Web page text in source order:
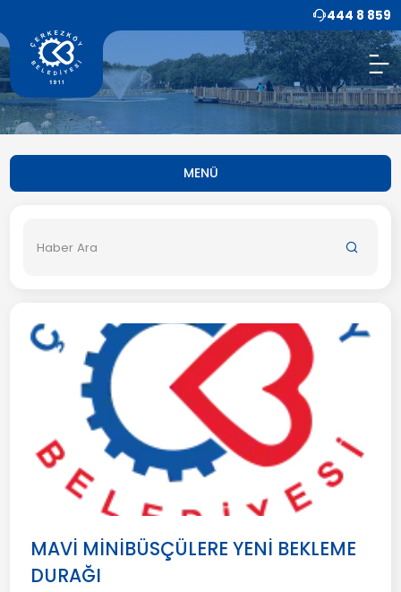
444 8 859
MENÜ
MAVİ MİNİBÜSÇÜLERE YENİ BEKLEME
DURAĞI